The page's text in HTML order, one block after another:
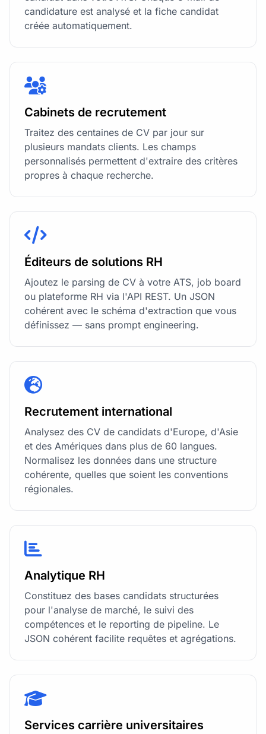
candidature est analysé et la fiche candidat
créée automatiquement.
Cabinets de recrutement
Traitez des centaines de CV par jour sur
plusieurs mandats clients. Les champs
personnalisés permettent d'extraire des critères
propres à chaque recherche.
Éditeurs de solutions RH
Ajoutez le parsing de CV à votre ATS, job board
ou plateforme RH via l'API REST. Un JSON
cohérent avec le schéma d'extraction que vous
définissez — sans prompt engineering.
Recrutement international
Analysez des CV de candidats d'Europe, d'Asie
et des Amériques dans plus de 60 langues.
Normalisez les données dans une structure
cohérente, quelles que soient les conventions
régionales.
Analytique RH
Constituez des bases candidats structurées
pour l'analyse de marché, le suivi des
compétences et le reporting de pipeline. Le
JSON cohérent facilite requêtes et agrégations.
Services carrière universitaires